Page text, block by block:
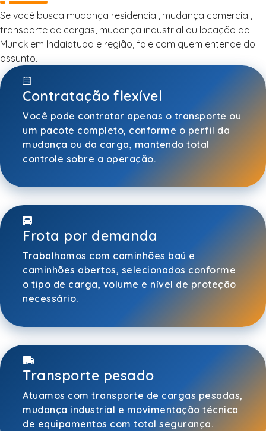
Se você busca mudança residencial, mudança comercial,
transporte de cargas, mudança industrial ou locação de
Munck em Indaiatuba e região, fale com quem entende do
assunto.
Contratação flexível
Você pode contratar apenas o transporte ou
um pacote completo, conforme o perfil da
mudança ou da carga, mantendo total
controle sobre a operação.
Frota por demanda
Trabalhamos com caminhões baú e
caminhões abertos, selecionados conforme
o tipo de carga, volume e nível de proteção
necessário.
Transporte pesado
Atuamos com transporte de cargas pesadas,
mudança industrial e movimentação técnica
de equipamentos com total segurança.